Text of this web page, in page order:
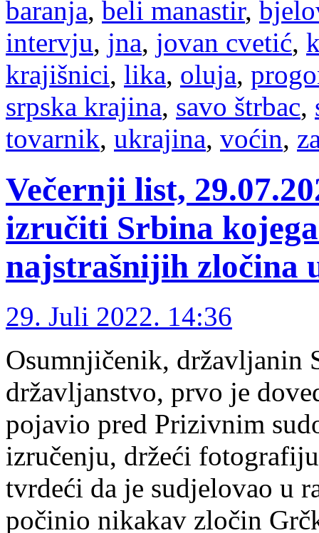
baranja, beli manastir,
intervju, jna, jovan cvetić,
krajišnici, lika, oluja,
srpska krajina, savo štrbac,
tovarnik, ukrajina, voćin,
Večernji list,
izručiti Srbina
najstrašnijih zločina
29. Juli 2022. 14:36
Osumnjičenik, državljanin
državljanstvo, prvo je
pojavio pred Prizivnim
izručenju, držeći
tvrdeći da je sudjelovao u
počinio nikakav zločin